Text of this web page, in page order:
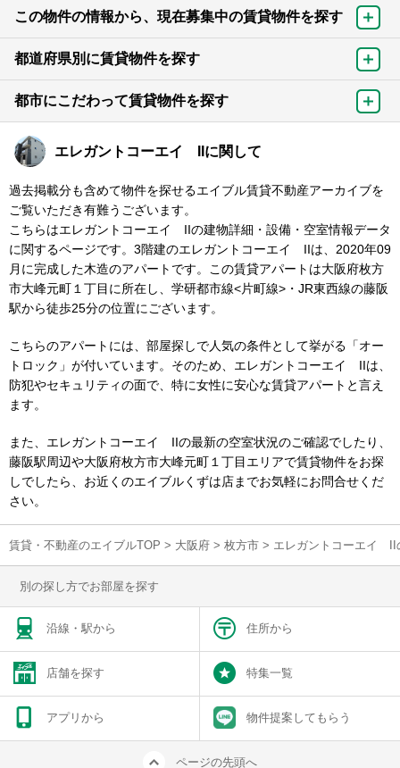
この物件の情報から、現在募集中の賃貸物件を探す
都道府県別に賃貸物件を探す
都市にこだわって賃貸物件を探す
エレガントコーエイ IIに関して
過去掲載分も含めて物件を探せるエイブル賃貸不動産アーカイブを
ご覧いただき有難うございます。
こちらはエレガントコーエイ IIの建物詳細・設備・空室情報データ
に関するページです。3階建のエレガントコーエイ IIは、2020年09
月に完成した木造のアパートです。この賃貸アパートは大阪府枚方
市大峰元町１丁目に所在し、学研都市線<片町線>・JR東西線の藤阪
駅から徒歩25分の位置にございます。
こちらのアパートには、部屋探しで人気の条件として挙がる「オー
トロック」が付いています。そのため、エレガントコーエイ IIは、
防犯やセキュリティの面で、特に女性に安心な賃貸アパートと言え
ます。
また、エレガントコーエイ IIの最新の空室状況のご確認でしたり、
藤阪駅周辺や大阪府枚方市大峰元町１丁目エリアで賃貸物件をお探
しでしたら、お近くのエイブルくずは店までお気軽にお問合せくだ
さい。
賃貸・不動産のエイブルTOP > 大阪府 > 枚方市 > エレガントコーエイ II
別の探し方でお部屋を探す
沿線・駅から 住所から
店舗を探す 特集一覧
アプリから 物件提案してもらう
ページの先頭へ